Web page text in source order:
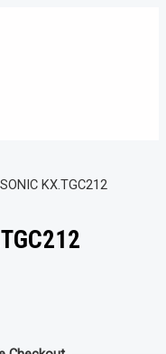
KX.TGC212